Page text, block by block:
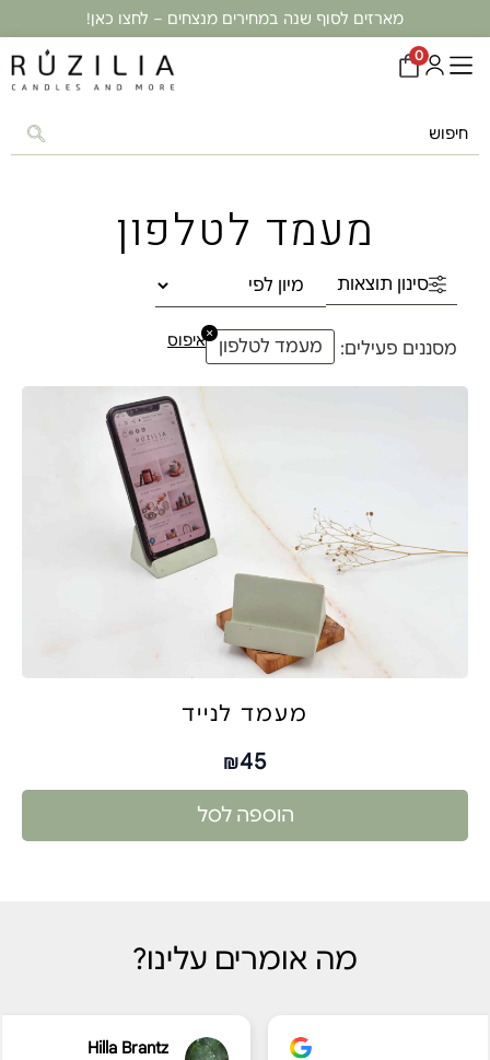
מארזים לסוף שנה במחירים מנצחים – לחצו כאן!
0
מעמד לטלפון
סינון תוצאות
מסננים פעילים: מעמד לטלפון
×איפוס
מעמד לנייד
₪45
הוספה לסל
מה אומרים עלינו?
Hilla Brantz